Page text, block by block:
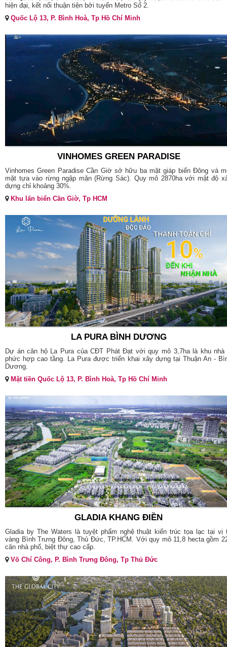
hiện đại, kết nối thuận tiện bởi tuyến Metro Số 2.
Quốc Lộ 13, P. Bình Hoà, Tp Hồ Chí Minh
VINHOMES GREEN PARADISE
Vinhomes Green Paradise Cần Giờ sở hữu ba mặt giáp biển Đông và
mặt tựa vào rừng ngập mặn (Rừng Sác). Quy mô 2870ha với mật độ
dựng chỉ khoảng 30%.
Khu lấn biển Cần Giờ, Tp HCM
LA PURA BÌNH DƯƠNG
Dự án căn hộ La Pura của CĐT Phát Đạt với quy mô 3,7ha là khu
phức hợp cao tầng. La Pura được triển khai xây dựng tại Thuận An -
Dương.
Mặt tiền Quốc Lộ 13, P. Bình Hoà, Tp Hồ Chí Minh
GLADIA KHANG ĐIỀN
Gladia by The Waters là tuyệt phẩm nghệ thuật kiến trúc tọa lạc tại vị
vàng Bình Trưng Đông, Thủ Đức, TP.HCM. Với quy mô 11,8 hecta gồm
căn nhà phố, biệt thự cao cấp.
Võ Chí Công, P. Bình Trưng Đông, Tp Thủ Đức